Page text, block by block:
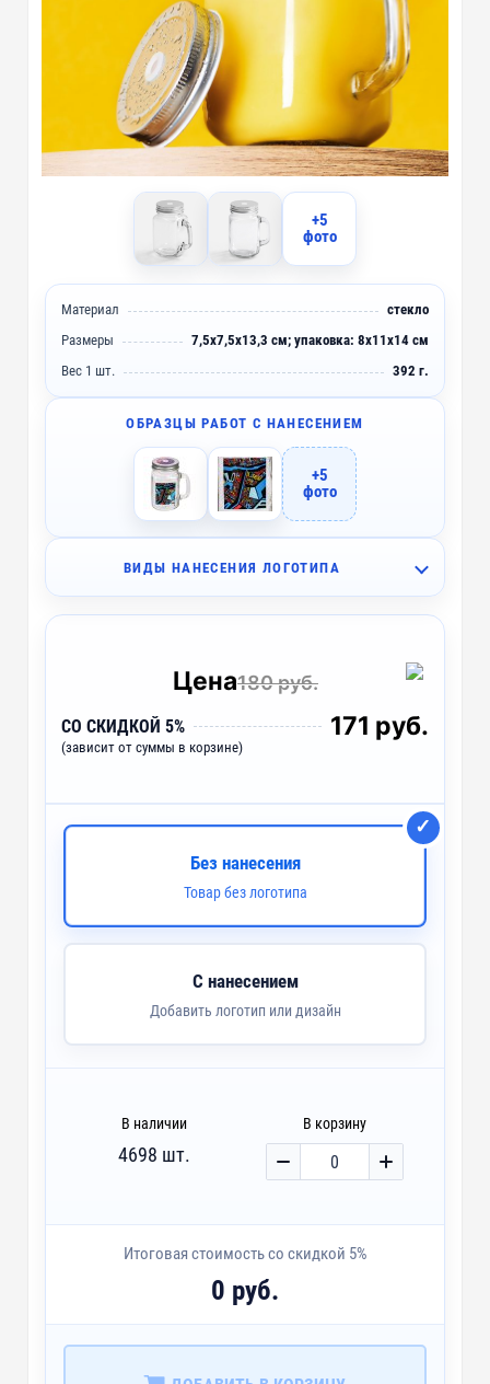
+5
фото
Материал
стекло
Размеры
7,5х7,5x13,3 см; упаковка: 8x11x14 см
Вес 1 шт.
392 г.
ВИДЫ НАНЕСЕНИЯ ЛОГОТИПА
A2 - Тампопечать (2 цвета) ~ 3 дня
UV2 - УФ-печать
LM1 - Лазерная гравировка ~ 2 дня
ОБРАЗЦЫ РАБОТ С НАНЕСЕНИЕМ
+5
фото
Цена180 руб.
СО СКИДКОЙ 5%
(зависит от суммы в корзине)
171 руб.
Без нанесения
Товар без логотипа
С нанесением
Добавить логотип или дизайн
В наличии В корзину
4698 шт.
Итоговая стоимость со скидкой 5%
0 руб.